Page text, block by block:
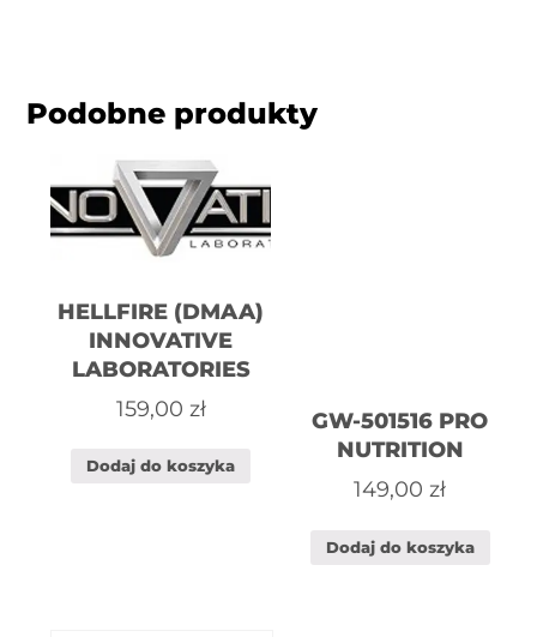
Podobne produkty
HELLFIRE (DMAA)
INNOVATIVE
LABORATORIES
159,00 zł
Dodaj do koszyka
GW-501516 PRO
NUTRITION
149,00zł
Dodaj do koszyka